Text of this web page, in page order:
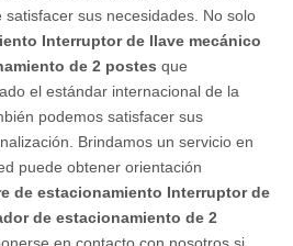
satisfacer sus necesidades. No solo
Interruptor de llave mecánico
de 2 postes que
el estándar internacional de la
podemos satisfacer sus
Brindamos un servicio en
puede obtener orientación
de estacionamiento Interruptor de
de estacionamiento de 2